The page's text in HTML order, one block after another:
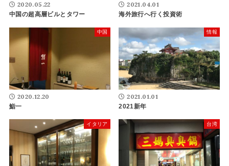
2020.05.22
中国の超高層ビルとタワー
2021.04.01
海外旅行へ行く投資術
中国
2020.12.20
鮨一
情報
2021.01.01
2021新年
イタリア 台湾